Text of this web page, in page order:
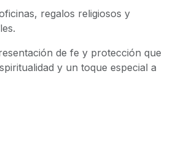
regalos religiosos y
de fe y protección que
y un toque especial a